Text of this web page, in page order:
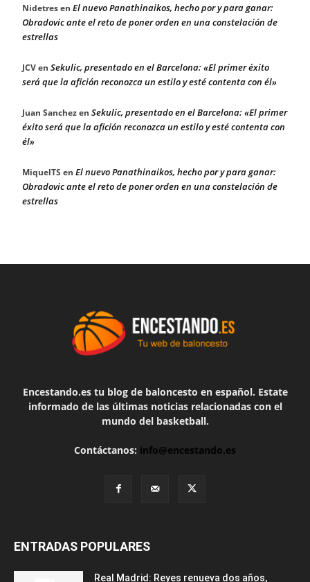
Nidetresen El nuevo Panathinaikos, hecho por y para ganar:
Obradovic ante el reto de poner orden en una constelación de
estrellas
JCVen Sekulic, presentado en el Barcelona: «El primer éxito
será que la afición reconozca un estilo y esté contenta con él»
Juan Sanchezen Sekulic, presentado en el Barcelona: «El primer
éxito será que la afición reconozca un estilo y esté contenta con
él»
MiquelTS en El nuevo Panathinaikos, hecho por y para ganar:
Obradovic ante el reto de poner orden en una constelación de
estrellas
Encestando.es tu blog de baloncesto en español. Estate
informado de las últimas noticias relacionadas con el
mundo del basketball.
Contáctanos: info@encestando.es
ENTRADAS POPULARES
Real Madrid: Reyes renueva dos años,